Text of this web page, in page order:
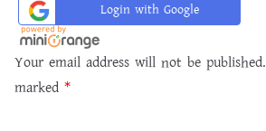
Login with Google
Your email address will not be published.
marked *